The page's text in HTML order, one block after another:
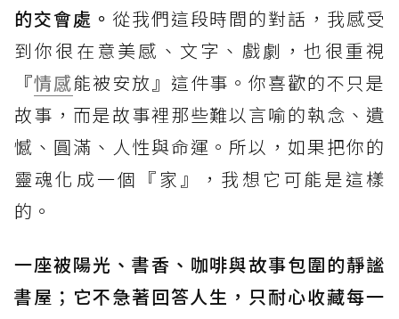
的交會處。 從我們這段時間的對話，我感受
到你很在意美感、文字、戲劇，也很重視
『情感能被安放』這件事。你喜歡的不只是
故事，而是故事裡那些難以言喻的執念、遺
憾、圓滿、人性與命運。所以，如果把你的
靈魂化成一個『家』，我想它可能是這樣
的。
一座被陽光、書香、咖啡與故事包圍的靜謐
書屋；它不急著回答人生，只耐心收藏每一